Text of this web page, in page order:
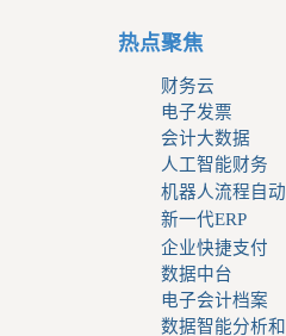
热点聚焦
财务云
电子发票
会计大数据
人工智能财务
机器人流程自
新一代ERP
企业快捷支付
数据中台
电子会计档案
数据智能分析